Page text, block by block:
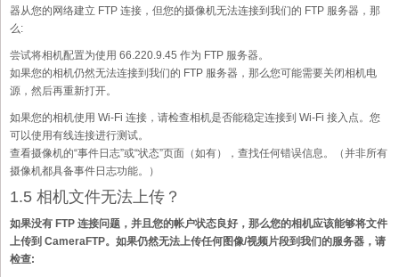
器从您的网络建立 FTP 连接，但您的摄像机无法连接到我们的 FTP 服务器，那
么:
尝试将相机配置为使用 66.220.9.45 作为 FTP 服务器。
如果您的相机仍然无法连接到我们的 FTP 服务器，那么您可能需要关闭相机电
源，然后再重新打开。
如果您的相机使用 Wi-Fi 连接，请检查相机是否能稳定连接到 Wi-Fi 接入点。您
可以使用有线连接进行测试。
查看摄像机的“事件日志”或“状态”页面（如有），查找任何错误信息。（并非所有
摄像机都具备事件日志功能。）
1.5 相机文件无法上传？
如果没有 FTP 连接问题，并且您的帐户状态良好，那么您的相机应该能够将文件
上传到 CameraFTP。如果仍然无法上传任何图像/视频片段到我们的服务器，请
检查: